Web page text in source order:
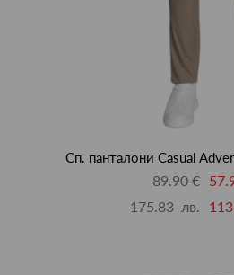
Сп. панталони Casual
89.90 €
175.83 лв.